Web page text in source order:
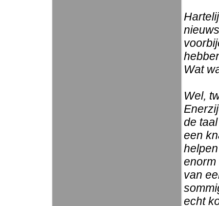
Wat
Wel,
de
een
enorm
van
echt